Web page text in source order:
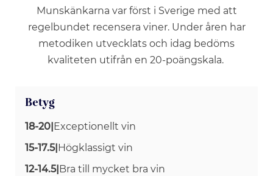
Munskänkarna var först i Sverige med att
regelbundet recensera viner. Under åren har
metodiken utvecklats och idag bedöms
kvaliteten utifrån en 20-poängskala.
Betyg
18-20|Exceptionellt vin
15-17.5|Högklassigt vin
12-14.5|Bra till mycket bra vin